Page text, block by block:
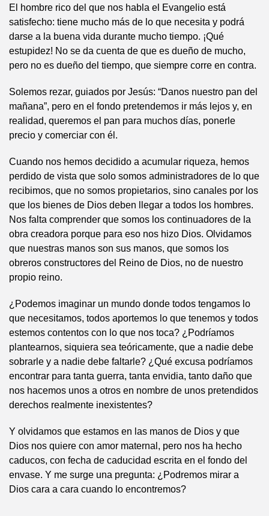
El hombre rico del que nos habla el Evangelio está
satisfecho: tiene mucho más de lo que necesita y podrá
darse a la buena vida durante mucho tiempo. ¡Qué
estupidez! No se da cuenta de que es dueño de mucho,
pero no es dueño del tiempo, que siempre corre en contra.
Solemos rezar, guiados por Jesús: “Danos nuestro pan del
mañana”, pero en el fondo pretendemos ir más lejos y, en
realidad, queremos el pan para muchos días, ponerle
precio y comerciar con él.
Cuando nos hemos decidido a acumular riqueza, hemos
perdido de vista que solo somos administradores de lo que
recibimos, que no somos propietarios, sino canales por los
que los bienes de Dios deben llegar a todos los hombres.
Nos falta comprender que somos los continuadores de la
obra creadora porque para eso nos hizo Dios. Olvidamos
que nuestras manos son sus manos, que somos los
obreros constructores del Reino de Dios, no de nuestro
propio reino.
¿Podemos imaginar un mundo donde todos tengamos lo
que necesitamos, todos aportemos lo que tenemos y todos
estemos contentos con lo que nos toca? ¿Podríamos
plantearnos, siquiera sea teóricamente, que a nadie debe
sobrarle y a nadie debe faltarle? ¿Qué excusa podríamos
encontrar para tanta guerra, tanta envidia, tanto daño que
nos hacemos unos a otros en nombre de unos pretendidos
derechos realmente inexistentes?
Y olvidamos que estamos en las manos de Dios y que
Dios nos quiere con amor maternal, pero nos ha hecho
caducos, con fecha de caducidad escrita en el fondo del
envase. Y me surge una pregunta: ¿Podremos mirar a
Dios cara a cara cuando lo encontremos?